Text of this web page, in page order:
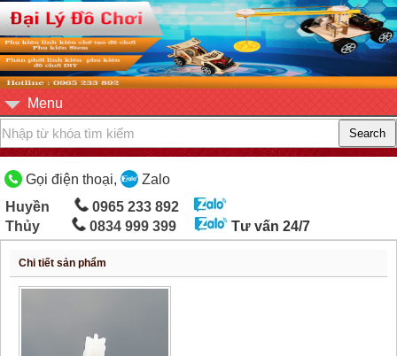
Menu
Gọi điện thoại,
Zalo
Huyền
0965 233 892
Thủy
0834 999 399 Tư vấn 24/7
Chi tiết sản phẩm